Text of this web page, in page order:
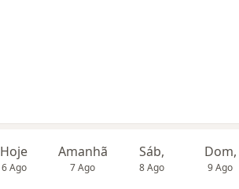
Hoje
6 Ago
Amanhã
7 Ago
Sáb,
8 Ago
Dom,
9 Ago